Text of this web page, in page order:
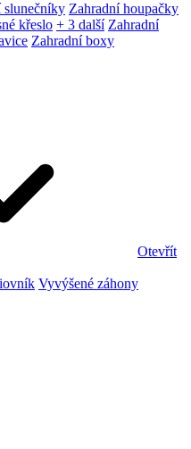
slunečníky Zahradní houpačky
křeslo + 3 další Zahradní
Zahradní boxy
Otevřít
Vyvýšené záhony